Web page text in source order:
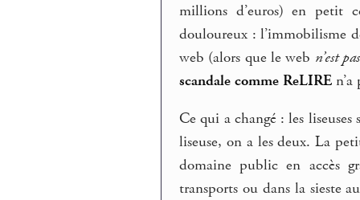
millions d’euros) en petit
douloureux : l’immobilisme
web (alors que le web n’est pas
scandale comme ReLIRE
Ce qui a changé : les
liseuse, on a les deux. La
domaine public en accès
transports ou dans la sieste